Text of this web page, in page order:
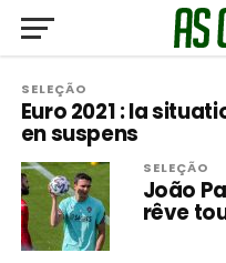
SELEÇÃO
Euro 2021 : la
en suspens
SELEÇÃO
João
rêve